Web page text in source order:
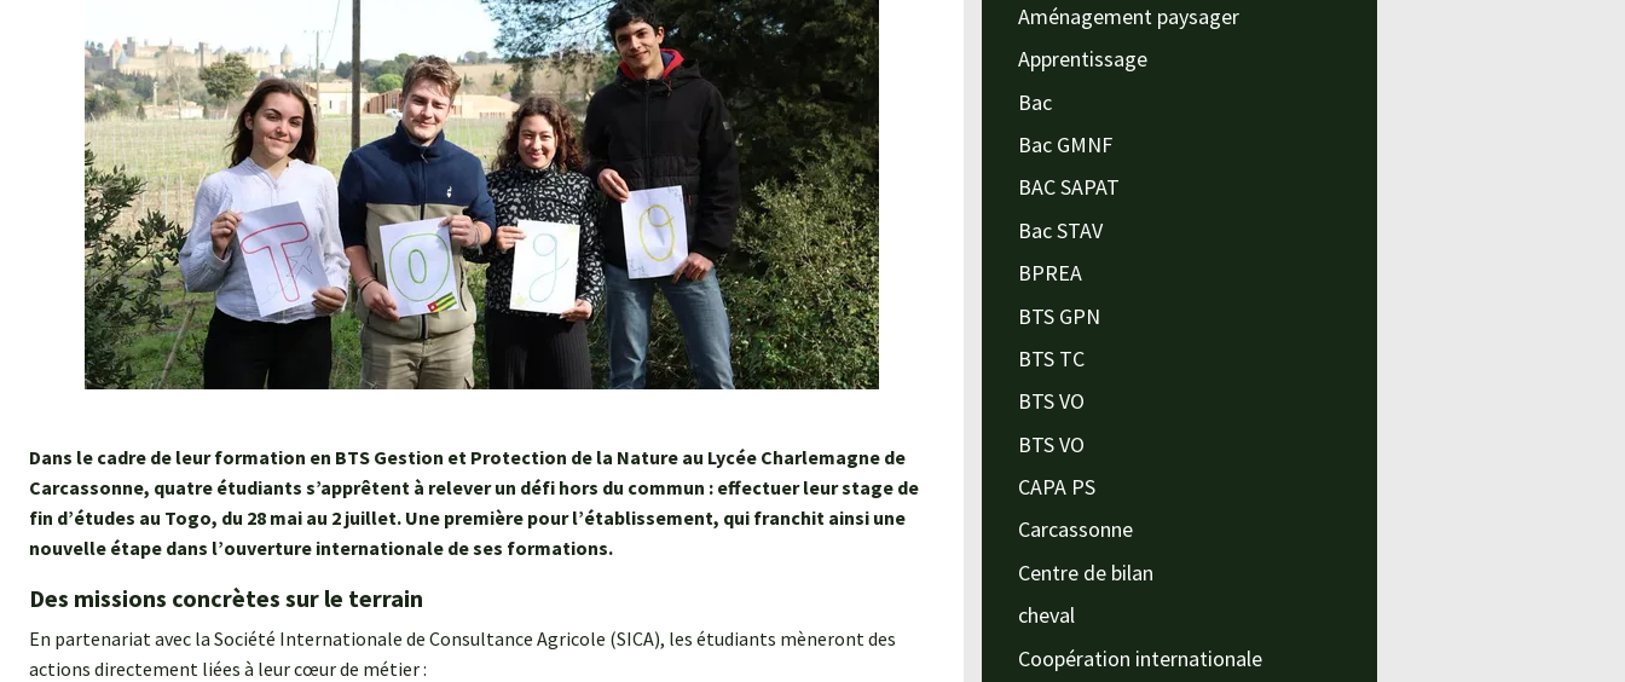
Dans le cadre de leur formation en BTS Gestion et Protection de la Nature au Lycée Charlemagne de
Carcassonne, quatre étudiants s’apprêtent à relever un défi hors du commun : effectuer leur stage de
fin d’études au Togo, du 28 mai au 2 juillet. Une première pour l’établissement, qui franchit ainsi une
nouvelle étape dans l’ouverture internationale de ses formations.
Des missions concrètes sur le terrain
En partenariat avec la Société Internationale de Consultance Agricole (SICA), les étudiants mèneront des
actions directement liées à leur cœur de métier :
Aménagement paysager
Apprentissage
Bac
Bac GMNF
BAC SAPAT
Bac STAV
BPREA
BTS GPN
BTS TC
BTS VO
BTS VO
CAPA PS
Carcassonne
Centre de bilan
cheval
Coopération internationale